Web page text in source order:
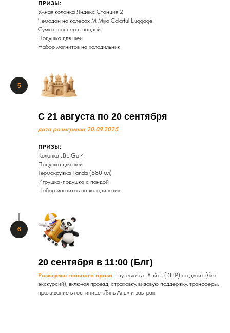
ПРИЗЫ:
Умная колонка Яндекс Станция 2
Чемодан на колесах М Mijia Сolorful Luggage
Сумка-шоппер с пандой
Подушка для шеи
Набор магнитов на холодильник
С 21 августа по 20 сентября
дата розыгрыша 20.09.2025
ПРИЗЫ:
Колонка JBL Go 4
Подушка для шеи
Термокружка Panda (680 мл)
Игрушка-подушка с пандой
Набор магнитов на холодильник
20 сентября в 11:00 (Блг)
Розыгрыш главного приза - путевки в г. Хэйхэ (КНР) на двоих (без
экскурсий), включая проезд, страховку, визовую поддержку, трансферы,
проживание в гостинице «Тянь Ань» и завтрак.
ОБЛАДАТЕЛЬ
ГЛАВНОГО ПРИЗА